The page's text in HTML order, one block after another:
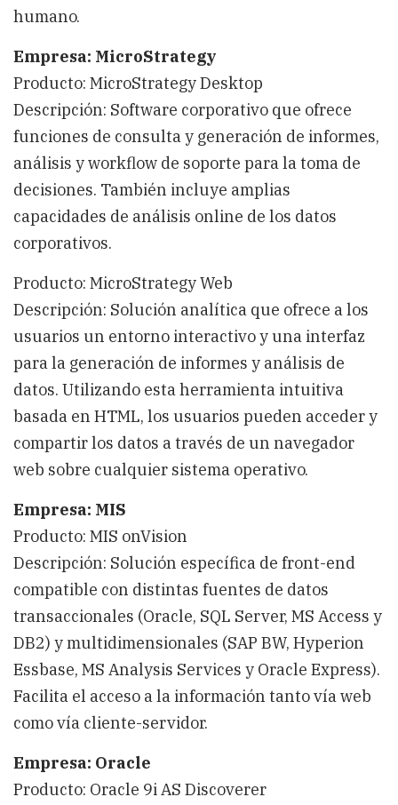
humano.
Empresa: MicroStrategy
Producto: MicroStrategy Desktop
Descripción: Software corporativo que ofrece
funciones de consulta y generación de informes,
análisis y workflow de soporte para la toma de
decisiones. También incluye amplias
capacidades de análisis online de los datos
corporativos.
Producto: MicroStrategy Web
Descripción: Solución analítica que ofrece a los
usuarios un entorno interactivo y una interfaz
para la generación de informes y análisis de
datos. Utilizando esta herramienta intuitiva
basada en HTML, los usuarios pueden acceder y
compartir los datos a través de un navegador
web sobre cualquier sistema operativo.
Empresa: MIS
Producto: MIS onVision
Descripción: Solución específica de front-end
compatible con distintas fuentes de datos
transaccionales (Oracle, SQL Server, MS Access y
DB2) y multidimensionales (SAP BW, Hyperion
Essbase, MS Analysis Services y Oracle Express).
Facilita el acceso a la información tanto vía web
como vía cliente-servidor.
Empresa: Oracle
Producto: Oracle 9i AS Discoverer